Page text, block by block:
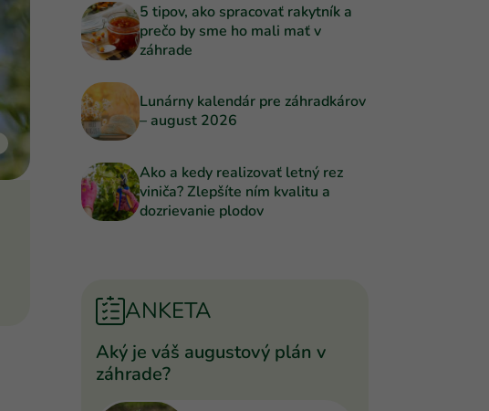
5 tipov, ako spracovať rakytník a
prečo by sme ho mali mať v
záhrade
Lunárny kalendár pre záhradkárov
– august 2026
Ako a kedy realizovať letný rez
viniča? Zlepšíte ním kvalitu a
dozrievanie plodov
ANKETA
Aký je váš augustový plán v
záhrade?